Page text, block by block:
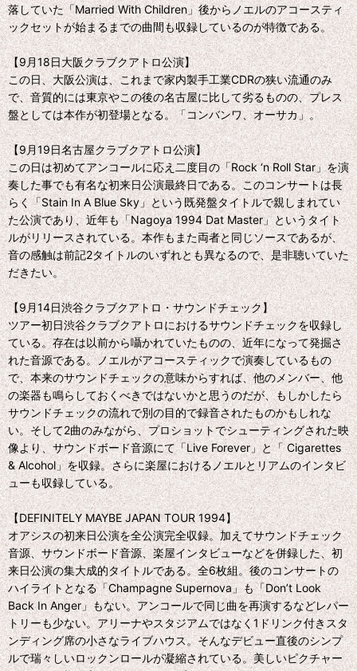
落していた「Married With Children」後からノエルのアコースティ
ックセットが始まるまでの曲間も収録しているのが特徴である。
【9月18日大阪クラブクアトロ公演】
この日、大阪公演は、これまで家内製手工業CDRの狭い流通のみ
で、音質的には東京やこの後の名古屋に比して劣るものの、プレス
盤としては本作が初登場となる。「コンバンワ、オーサカ」。
【9月19日名古屋クラブクアトロ公演】
この日は初めてアンコールに応え二度目の「Rock ‘n Roll Star」を演
奏した事でも有名な初来日公演最終日である。このコンサートは長
らく「Stain In A Blue Sky」という既発盤タイトルで親しまれてい
た公演であり、近年も「Nagoya 1994 Dat Master」というタイト
ルがリリースされている。本作もまた両者と同じソースであるが、
音の感触は前記2タイトルのいずれとも異なるので、是非聴いていた
だきたい。
【9月14日渋谷クラブクアトロ・サウンドチェック】
ツアー初日渋谷クラブクアトロにおけるサウンドチェックを収録し
ている。存在は以前から囁かれていたものの、近年になって発掘さ
れた音源である。ノエルがアコースティックで演奏しているもの
で、本来のサウンドチェックの意味からすれば、他のメンバー、他
の楽器も鳴らしておくべきではないかと思うのだが、もしかしたら
サウンドチェックの流れで別の目的で録音されたものかもしれな
い。そして2曲のみながら、プロショットでシューティングされた映
像より、サウンドボード音源にて「Live Forever」と「 Cigarettes
& Alcohol」を収録。さらに楽屋におけるノエルとリアムのインタビ
ューも収録している。
【DEFINITELY MAYBE JAPAN TOUR 1994】
オアシスの初来日公演を全公演完全収録。加えてサウンドチェック
音源、サウンドボード音源、楽屋インタビューなどを併録した、初
来日公演の集大成的タイトルである。全6枚組。後のコンサートの
ハイライトとなる「Champagne Supernova」も「Don’t Look
Back In Anger」もない。アンコールで同じ曲を再演するなどレパー
トリーも少ない。アリーナやスタジアムではなく1ドリンク付きスタ
ンディング席の小さなライブハウス。そんなデビュー直後のシンプ
ルで瑞々しいロックンロールが凝縮されている。美しいピクチャー